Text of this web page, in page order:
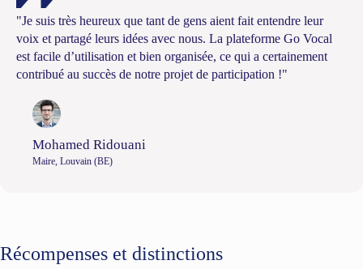
"Je suis très heureux que tant de gens aient fait entendre leur
voix et partagé leurs idées avec nous. La plateforme Go Vocal
est facile d’utilisation et bien organisée, ce qui a certainement
contribué au succès de notre projet de participation !"
Mohamed Ridouani
Maire, Louvain (BE)
Récompenses et distinctions